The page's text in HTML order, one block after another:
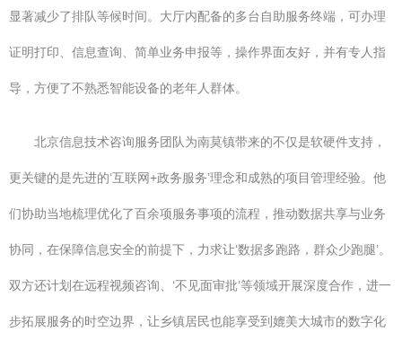
显著减少了排队等候时间。大厅内配备的多台自助服务终端，可办理
证明打印、信息查询、简单业务申报等，操作界面友好，并有专人指
导，方便了不熟悉智能设备的老年人群体。
北京信息技术咨询服务团队为南莫镇带来的不仅是软硬件支持，
更关键的是先进的‘互联网+政务服务’理念和成熟的项目管理经验。他
们协助当地梳理优化了百余项服务事项的流程，推动数据共享与业务
协同，在保障信息安全的前提下，力求让‘数据多跑路，群众少跑腿’。
双方还计划在远程视频咨询、‘不见面审批’等领域开展深度合作，进一
步拓展服务的时空边界，让乡镇居民也能享受到媲美大城市的数字化